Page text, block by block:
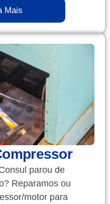
Mais
parou de
Reparamos ou
motor para